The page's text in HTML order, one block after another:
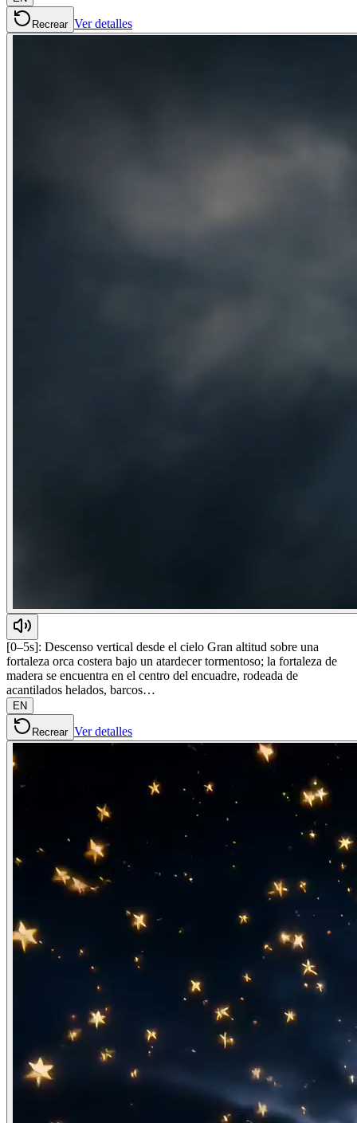
Recrear Ver detalles
[0–5s]: Descenso vertical desde el cielo Gran altitud sobre una
fortaleza orca costera bajo un atardecer tormentoso; la fortaleza de
madera se encuentra en el centro del encuadre, rodeada de
acantilados helados, barcos…
EN
Recrear Ver detalles